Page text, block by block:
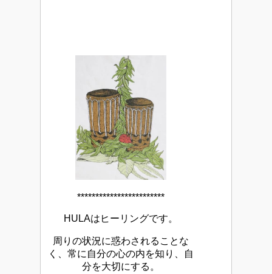
************************
HULAはヒーリングです。
周りの状況に惑わされることな
く、常に自分の心の内を知り、自
分を大切にする。